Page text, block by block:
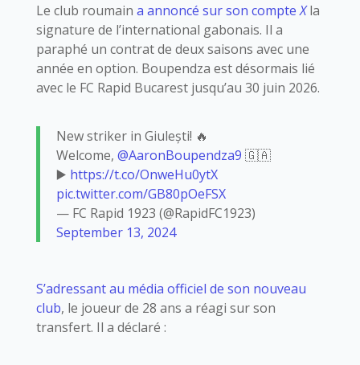
Le club roumain a annoncé sur son compteXla
signature de l’international gabonais. Il a
paraphé un contrat de deux saisons avec une
année en option. Boupendza est désormais lié
avec le FC Rapid Bucarest jusqu’au 30 juin 2026.
New striker in Giulești! 🔥
Welcome, @AaronBoupendza9 🇬🇦
▶️ https://t.co/OnweHu0ytX
pic.twitter.com/GB80pOeFSX
— FC Rapid 1923 (@RapidFC1923)
September 13, 2024
S’adressant au média officiel de son nouveau
club, le joueur de 28 ans a réagi sur son
transfert. Il a déclaré :